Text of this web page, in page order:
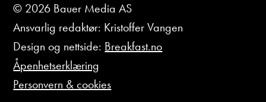
© 2026 Bauer Media AS
Ansvarlig redaktør: Kristoffer Vangen
Design og nettside: Breakfast.no
Åpenhetserklæring
Personvern & cookies